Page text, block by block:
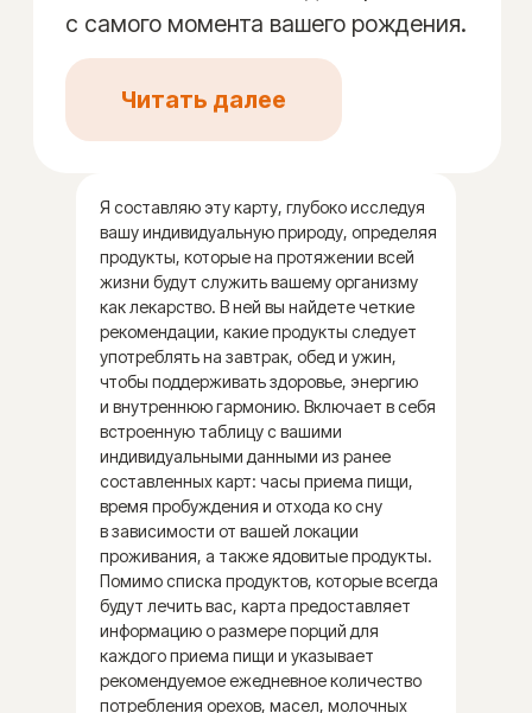
Я составляю эту карту, глубоко исследуя
вашу индивидуальную природу, определяя
продукты, которые на протяжении всей
жизни будут служить вашему организму
как лекарство. В ней вы найдете четкие
рекомендации, какие продукты следует
употреблять на завтрак, обед и ужин,
чтобы поддерживать здоровье, энергию
и внутреннюю гармонию. Включает в себя
встроенную таблицу с вашими
индивидуальными данными из ранее
составленных карт: часы приема пищи,
время пробуждения и отхода ко сну
в зависимости от вашей локации
проживания, а также ядовитые продукты.
Помимо списка продуктов, которые всегда
будут лечить вас, карта предоставляет
информацию о размере порций для
каждого приема пищи и указывает
рекомендуемое ежедневное количество
потребления орехов, масел, молочных
Полный контроль
и осознанность в питании.
Хотите управлять своим рационом
с полной уверенностью?
Значит, вы достигли продвинутого
уровня осознанного питания, и эта
карта для вас! Наступил момент,
когда важно обрести полную
ясность в своем рационе, исключив
любую неопределённость.
Я разрабатываю вашу
персональную карту нейтральных
продуктов, чтобы помочь вам
структурировать и осознанно
включать в рацион продукты,
которые не являются однозначно
полезными или вредными,